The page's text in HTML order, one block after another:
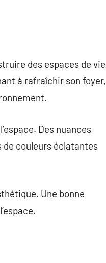
des espaces de vie
à rafraîchir son foyer,
Des nuances
de couleurs éclatantes
Une bonne